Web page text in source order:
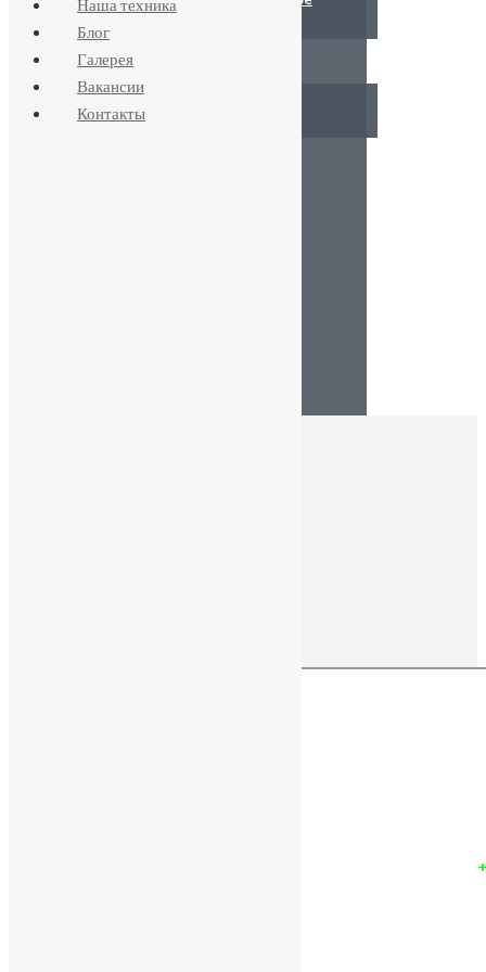
обслуживание скважин
ОБУСТРОЙСТВО
Летний вариант
Зимний вариант
+
Наша техника
Блог
Галерея
Вакансии
Контакты